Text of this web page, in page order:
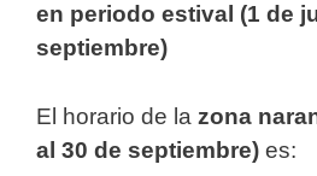
en periodo estival (1 de
septiembre)
El horario de la zona
al 30 de septiembre) es: